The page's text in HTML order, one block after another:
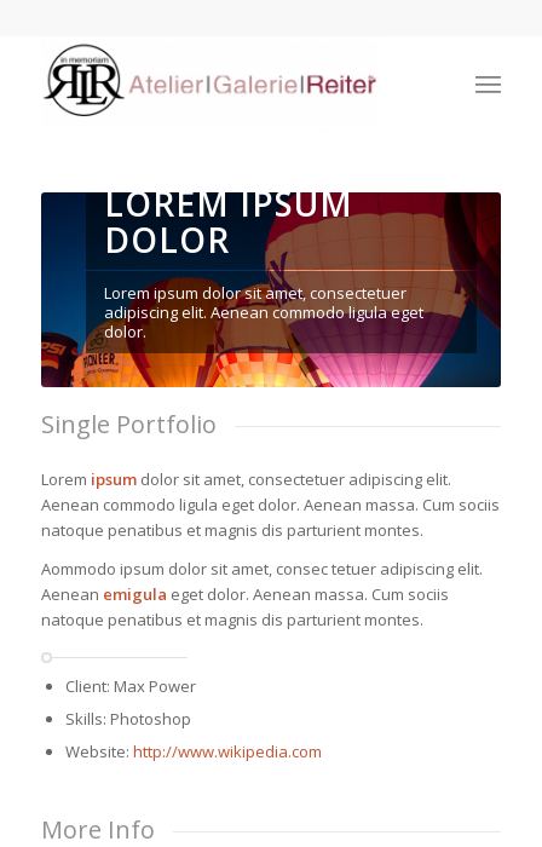
LOREM IPSUM
DOLOR
Lorem ipsum dolor sit amet, consectetuer
adipiscing elit. Aenean commodo ligula eget
dolor.
Single Portfolio
Lorem ipsumdolor sit amet, consectetuer adipiscing elit.
Aenean commodo ligula eget dolor. Aenean massa. Cum sociis
natoque penatibus et magnis dis parturient montes.
Aommodo ipsum dolor sit amet, consec tetuer adipiscing elit.
Aenean emigula eget dolor. Aenean massa. Cum sociis
natoque penatibus et magnis dis parturient montes.
Client: Max Power
Skills: Photoshop
Website: http://www.wikipedia.com
More Info